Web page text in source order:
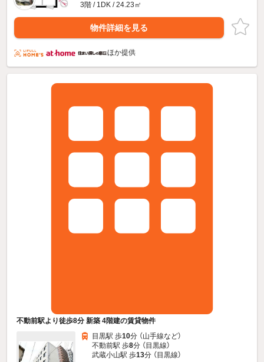
3階 / 1DK / 24.23㎡
物件詳細を見る
ほか提供
不動前駅より徒歩8分 新築 4階建の賃貸物件
目黒駅 歩10分 （山手線など）
不動前駅 歩8分 （目黒線）
武蔵小山駅 歩13分 （目黒線）